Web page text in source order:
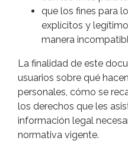
que los fines para
explícitos y
manera
La finalidad de este
usuarios sobre qué
personales, cómo se
los derechos que les
información legal
normativa vigente.